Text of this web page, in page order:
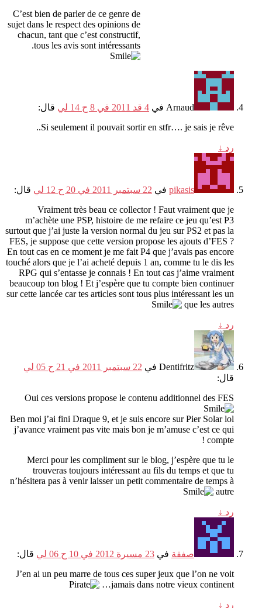
C’est bien de parler de ce genre de
sujet dans le respect des opinions de
chacun, tant que c’est constructif,
tous les avis sont intéressants
.
Arnaud في 4 قد 2011 في 8 ح 14 لي
قال:
Si seulement il pouvait sortir en stfr…. je sais je rêve.
.
رد ↓
pikasis في 22 سبتمبر 2011 في 20 ح 12 لي
قال:
Vraiment très beau ce collector! Faut vraiment que je
m’achète une PSP, histoire de me refaire ce jeu qu’est P3
surtout que j’ai juste la version normal du jeu sur PS2 et pas la
FES, je suppose que cette version propose les ajouts d’FES ?
En tout cas en ce moment je me fait P4 que j’avais pas encore
touché alors que je l’ai acheté depuis 1 an, comme tu le dis les
RPG qui s’entasse je connais ! En tout cas j’aime vraiment
beaucoup ton blog ! Et j’espère que tu compte bien continuer
sur cette lancée car tes articles sont tous plus intéressant les un
que les autres
رد ↓
Dentifritz في 22 سبتمبر 2011 في 21 ح 05 لي
قال:
Oui ces versions propose le contenu additionnel des FES
Ben moi j’ai fini Draque 9, et je suis encore sur Pier Solar lol
j’avance vraiment pas vite mais bon je m’amuse c’est ce qui
compte
!
Merci pour les compliment sur le blog, j’espère que tu le
trouveras toujours intéressant au fils du temps et que tu
n’hésitera pas à venir laisser un petit commentaire de temps à
autre
رد ↓
صفقة في 23 مسيرة 2012 في 10 ح 06 لي
قال:
J’en ai un peu marre de tous ces super jeux que l’on ne voit
jamais dans notre vieux continent
…
رد ↓